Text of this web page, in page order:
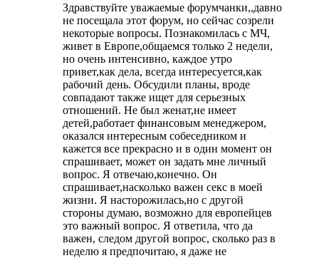
Здравствуйте уважаемые форумчанки,,давно
не посещала этот форум, но сейчас созрели
некоторые вопросы. Познакомилась с МЧ,
живет в Европе,общаемся только 2 недели,
но очень интенсивно, каждое утро
привет,как дела, всегда интересуется,как
рабочий день. Обсудили планы, вроде
совпадают также ищет для серьезных
отношений. Не был женат,не имеет
детей,работает финансовым менеджером,
оказался интересным собеседником и
кажется все прекрасно и в один момент он
спрашивает, может он задать мне личный
вопрос. Я отвечаю,конечно. Он
спрашивает,насколько важен секс в моей
жизни. Я насторожилась,но с другой
стороны думаю, возможно для европейцев
это важный вопрос. Я ответила, что да
важен, следом другой вопрос, сколько раз в
неделю я предпочитаю, я даже не